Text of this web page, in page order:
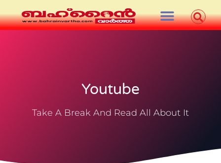
Youtube
Take A Break And Read All About It